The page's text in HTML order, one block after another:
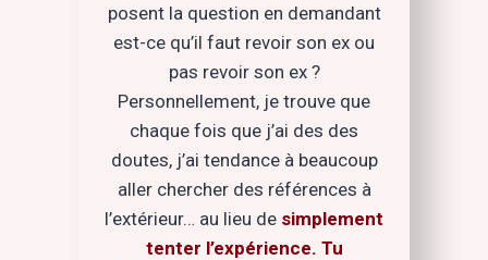
posent la question en demandant
est-ce qu’il faut revoir son ex ou
pas revoir son ex ?
Personnellement, je trouve que
chaque fois que j’ai des des
doutes, j’ai tendance à beaucoup
aller chercher des références à
l’extérieur… au lieu de simplement
tenter l’expérience. Tu